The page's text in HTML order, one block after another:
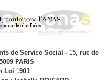
de Service Social - 15, rue de
PARIS
Loi 1901